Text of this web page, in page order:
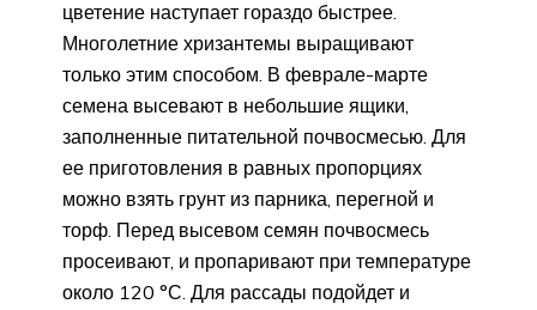
цветение наступает гораздо быстрее.
Многолетние хризантемы выращивают
только этим способом. В феврале-марте
семена высевают в небольшие ящики,
заполненные питательной почвосмесью. Для
ее приготовления в равных пропорциях
можно взять грунт из парника, перегной и
торф. Перед высевом семян почвосмесь
просеивают, и пропаривают при температуре
около 120 °С. Для рассады подойдет и